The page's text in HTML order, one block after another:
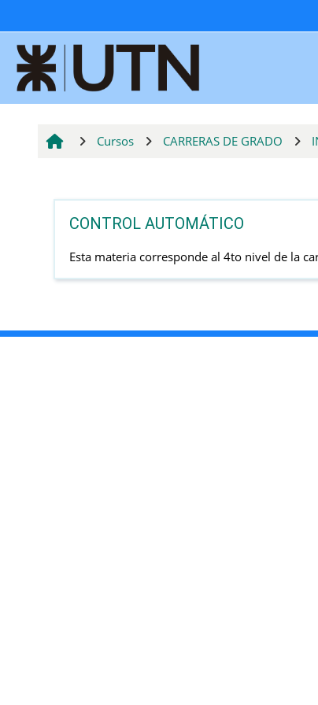
Cursos CARRERAS DE GRADO
CONTROL AUTOMÁTICO
Esta materia corresponde al 4to nivel de la